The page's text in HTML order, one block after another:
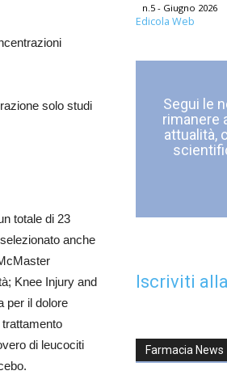
solo studi
totale di 23
anche
Knee Injury and
per il dolore
di leucociti
n.5 - Giugno 2026
Edicola Web
Segui le
rimanere
attualità,
Iscriviti
Farmacia News